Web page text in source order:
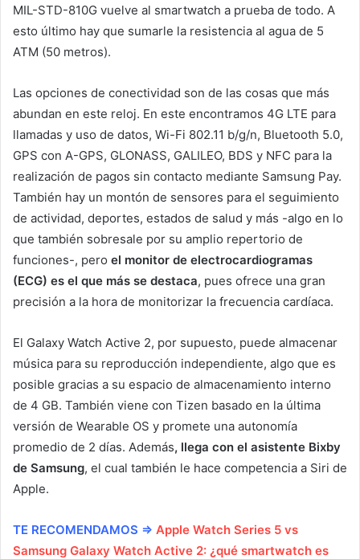
MIL-STD-810G vuelve al smartwatch a prueba de todo. A
esto último hay que sumarle la resistencia al agua de 5
ATM (50 metros).
Las opciones de conectividad son de las cosas que más
abundan en este reloj. En este encontramos 4G LTE para
llamadas y uso de datos, Wi-Fi 802.11 b/g/n, Bluetooth 5.0,
GPS con A-GPS, GLONASS, GALILEO, BDS y NFC para la
realización de pagos sin contacto mediante Samsung Pay.
También hay un montón de sensores para el seguimiento
de actividad, deportes, estados de salud y más -algo en lo
que también sobresale por su amplio repertorio de
funciones-, pero el monitor de electrocardiogramas
(ECG) es el que más se destaca, pues ofrece una gran
precisión a la hora de monitorizar la frecuencia cardíaca.
El Galaxy Watch Active 2, por supuesto, puede almacenar
música para su reproducción independiente, algo que es
posible gracias a su espacio de almacenamiento interno
de 4 GB. También viene con Tizen basado en la última
versión de Wearable OS y promete una autonomía
promedio de 2 días. Además, llega con el asistente Bixby
de Samsung, el cual también le hace competencia a Siri de
Apple.
TE RECOMENDAMOS ⇒ Apple Watch Series 5 vs
Samsung Galaxy Watch Active 2: ¿qué smartwatch es